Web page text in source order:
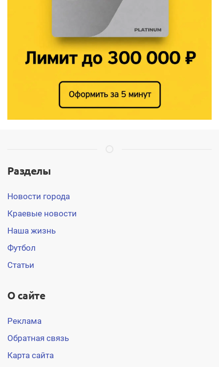
Разделы
Новости города
Краевые новости
Наша жизнь
Футбол
Статьи
О сайте
Реклама
Обратная связь
Карта сайта